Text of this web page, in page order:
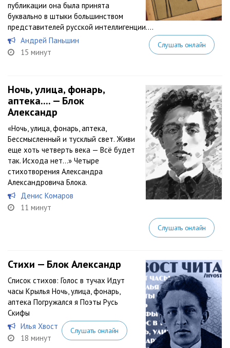
публикации она была принята
буквально в штыки большинством
представителей русской интеллигенции....
Андрей Паньшин
15 минут
Слушать онлайн
Ночь, улица, фонарь,
аптека.... — Блок
Александр
«Ночь, улица, фонарь, аптека,
Бессмысленный и тусклый свет. Живи
еще хоть четверть века — Всё будет
так. Исхода нет...» Четыре
стихотворения Александра
Александровича Блока.
Денис Комаров
11 минут
Слушать онлайн
Стихи — Блок Александр
Список стихов: Голос в тучах Идут
часы Крылья Ночь, улица, фонарь,
аптека Погружался я Поэты Русь
Скифы
Илья Хвост
18 минут
Слушать онлайн